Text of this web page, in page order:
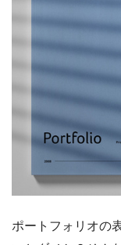
ポートフォリオの